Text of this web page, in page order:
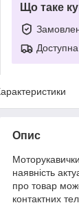
Що таке
Опис
наявність
про товар
контактних